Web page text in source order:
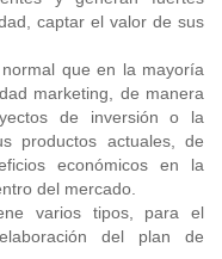
captar el valor de sus
que en la mayoría
marketing, de manera
de inversión o la
productos actuales, de
económicos en la
del mercado.
varios tipos, para el
del plan de